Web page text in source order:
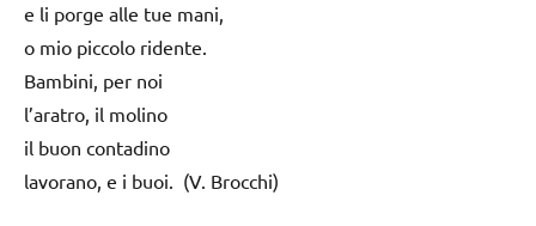
e li porge alle tue mani,
o mio piccolo ridente.
Bambini, per noi
l’aratro, il molino
il buon contadino
lavorano, e i buoi. (V. Brocchi)